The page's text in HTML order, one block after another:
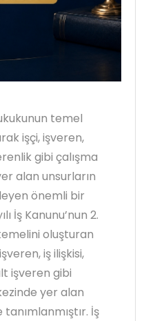
temel
işçi, işveren,
gibi çalışma
alan unsurların
önemli bir
İş Kanunu’nun 2.
oluşturan
iş ilişkisi,
işveren gibi
yer alan
İş